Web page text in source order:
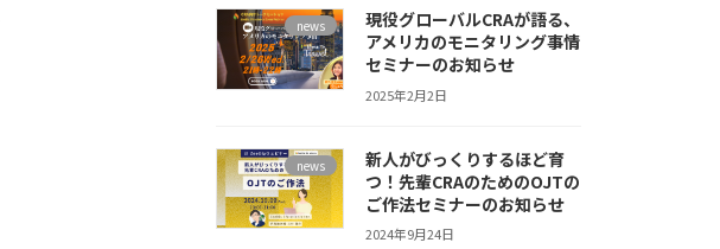
news
現役グローバルCRAが語る、
アメリカのモニタリング事情
セミナーのお知らせ
2025年2月2日
news
新人がびっくりするほど育
つ！先輩CRAのためのOJTの
ご作法セミナーのお知らせ
2024年9月24日